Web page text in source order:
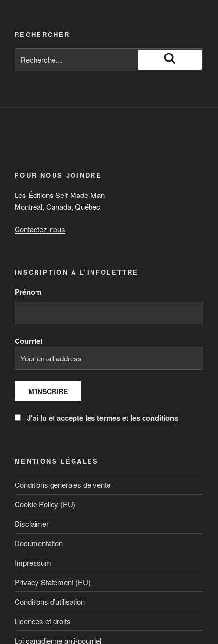
RECHERCHER
POUR NOUS JOINDRE
Les Éditions Self-Made-Man
Montréal, Canada, Québec
Contactez-nous
INSCRIPTION À L’INFOLETTRE
Prénom
Courriel
J'ai lu et accepte les termes et les conditions
MENTIONS LÉGALES
Conditions générales de vente
Cookie Policy (EU)
Disclaimer
Documentation
Impressum
Privacy Statement (EU)
Conditions d’utilisation
Licences et droits
Loi canadienne anti-pourriel